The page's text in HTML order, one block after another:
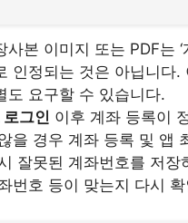
사본 이미지 또는 PDF는
인정되는 것은 아닙니다
도 요구할 수 있습니다.
그인 이후 계좌 등록이
을 경우 계좌 등록 및 앱
잘못된 계좌번호를 저
번호 등이 맞는지 다시